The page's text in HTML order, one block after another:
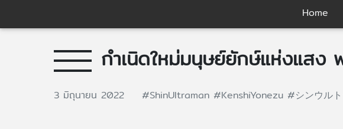
Home
กำเนิดใหม่มนุษย์ยักษ์แห่งแสง
3 มิถุนายน 2022 #ShinUltraman#KenshiYonezu#シンウル